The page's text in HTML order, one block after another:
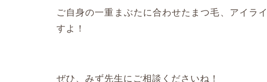
ご自身の一重まぶたに合わせたまつ毛、アイラ
すよ！
ぜひ、みず先生にご相談くださいね！